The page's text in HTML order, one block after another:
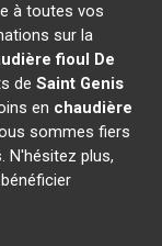
à toutes vos
sur la
fioul De
de Saint Genis
en chaudière
sommes fiers
N'hésitez plus,